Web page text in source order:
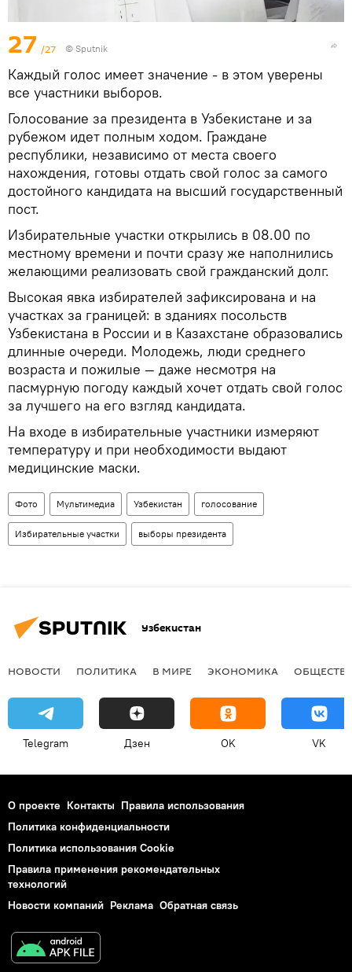
27 /27 © Sputnik
Каждый голос имеет значение - в этом уверены
все участники выборов.
Голосование за президента в Узбекистане и за
рубежом идет полным ходом. Граждане
республики, независимо от места своего
нахождения, готовы отдать свой голос за самого
достойного кандидата на высший государственный
пост.
Избирательные участки открылись в 08.00 по
местному времени и почти сразу же наполнились
желающими реализовать свой гражданский долг.
Высокая явка избирателей зафиксирована и на
участках за границей: в зданиях посольств
Узбекистана в России и в Казахстане образовались
длинные очереди. Молодежь, люди среднего
возраста и пожилые — даже несмотря на
пасмурную погоду каждый хочет отдать свой голос
за лучшего на его взгляд кандидата.
На входе в избирательные участники измеряют
температуру и при необходимости выдают
медицинские маски.
Фото Мультимедиа Узбекистан голосование
Избирательные участки выборы президента
Узбекистан
НОВОСТИ ПОЛИТИКА В МИРЕ ЭКОНОМИКА
Telegram Дзен OK VK
О проекте Контакты Правила использования
Политика конфиденциальности
Политика использования Cookie
Правила применения рекомендательных
технологий
Новости компаний Реклама Обратная связь